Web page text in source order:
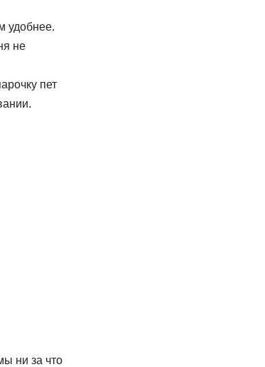
удобнее.
не
пет
ни за что